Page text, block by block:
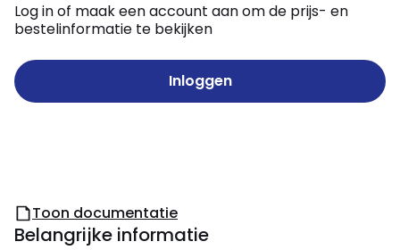
Log in of maak een account aan om de prijs- en
bestelinformatie te bekijken
Inloggen
Toon documentatie
Belangrijke informatie